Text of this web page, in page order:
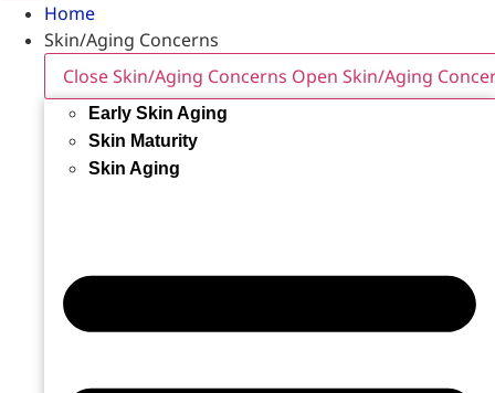
Home
Skin/Aging Concerns
Close Skin/Aging Concerns Open Skin/Aging
Early Skin Aging
Skin Maturity
Skin Aging